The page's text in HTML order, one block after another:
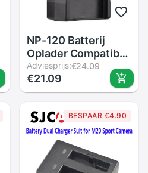
NP-120 Batterij
Oplader Compatibel
Met Ordro HDR-
AC3/ AC5/ AZ50/
V12/ V7 Plus
Camera Camcorder
batterijen
Adviesprijs:€24.09
€21.09
BESPAAR €4.90